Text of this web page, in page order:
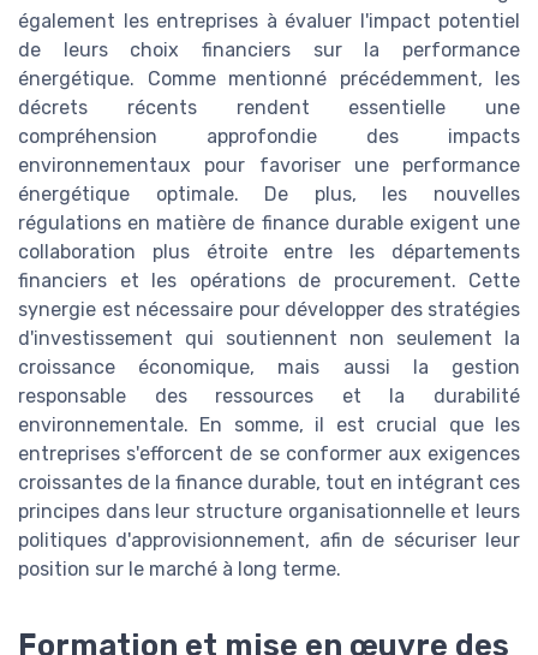
également les entreprises à évaluer l'impact potentiel
de leurs choix financiers sur la performance
énergétique. Comme mentionné précédemment, les
décrets récents rendent essentielle une
compréhension approfondie des impacts
environnementaux pour favoriser une performance
énergétique optimale. De plus, les nouvelles
régulations en matière de finance durable exigent une
collaboration plus étroite entre les départements
financiers et les opérations de procurement. Cette
synergie est nécessaire pour développer des stratégies
d'investissement qui soutiennent non seulement la
croissance économique, mais aussi la gestion
responsable des ressources et la durabilité
environnementale. En somme, il est crucial que les
entreprises s'efforcent de se conformer aux exigences
croissantes de la finance durable, tout en intégrant ces
principes dans leur structure organisationnelle et leurs
politiques d'approvisionnement, afin de sécuriser leur
position sur le marché à long terme.
Formation et mise en œuvre des